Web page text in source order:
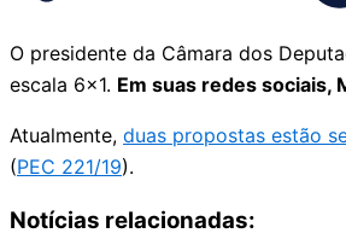
O presidente da Câmara dos
escala 6×1. Em suas redes sociais,
Atualmente, duas propostas estão
(PEC 221/19).
Notícias relacionadas: